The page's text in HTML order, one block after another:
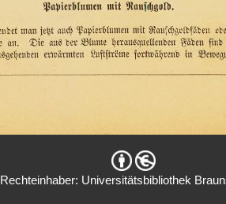
Rechteinhaber: Universitätsbibliothek